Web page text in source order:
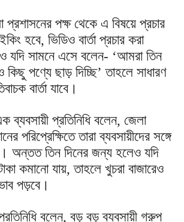
প্রশাসনের পক্ষ থেকে এ বিষয়ে প্রচার
হবে, ভিডিও বার্তা প্রচার করা
যদি সামনে এসে বলেন- ‘আমরা তিন
পণ্যে ছাড় দিচ্ছি’ তাহলে সাধারণ
বার্তা যাবে।
প্রতিনিধি বলেন, জেলা
পরিপ্রেক্ষিতে তারা ব্যবসায়ীদের সঙ্গে
অন্তত তিন দিনের জন্য হলেও যদি
কমানো যায়, তাহলে খুচরা বাজারেও
পড়বে।
বলেন, বড় বড় ব্যবসায়ী গ্রুপ